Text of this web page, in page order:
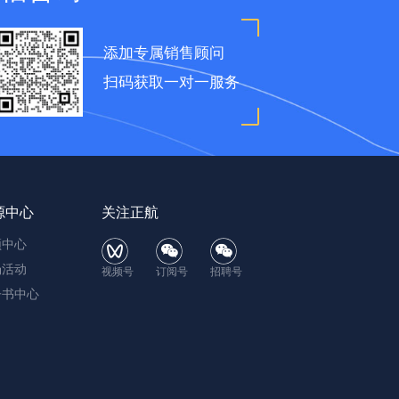
添加专属销售顾问
扫码获取一对一服务
中心
心
动
中心
关注正航
视频号 订阅号 招聘号